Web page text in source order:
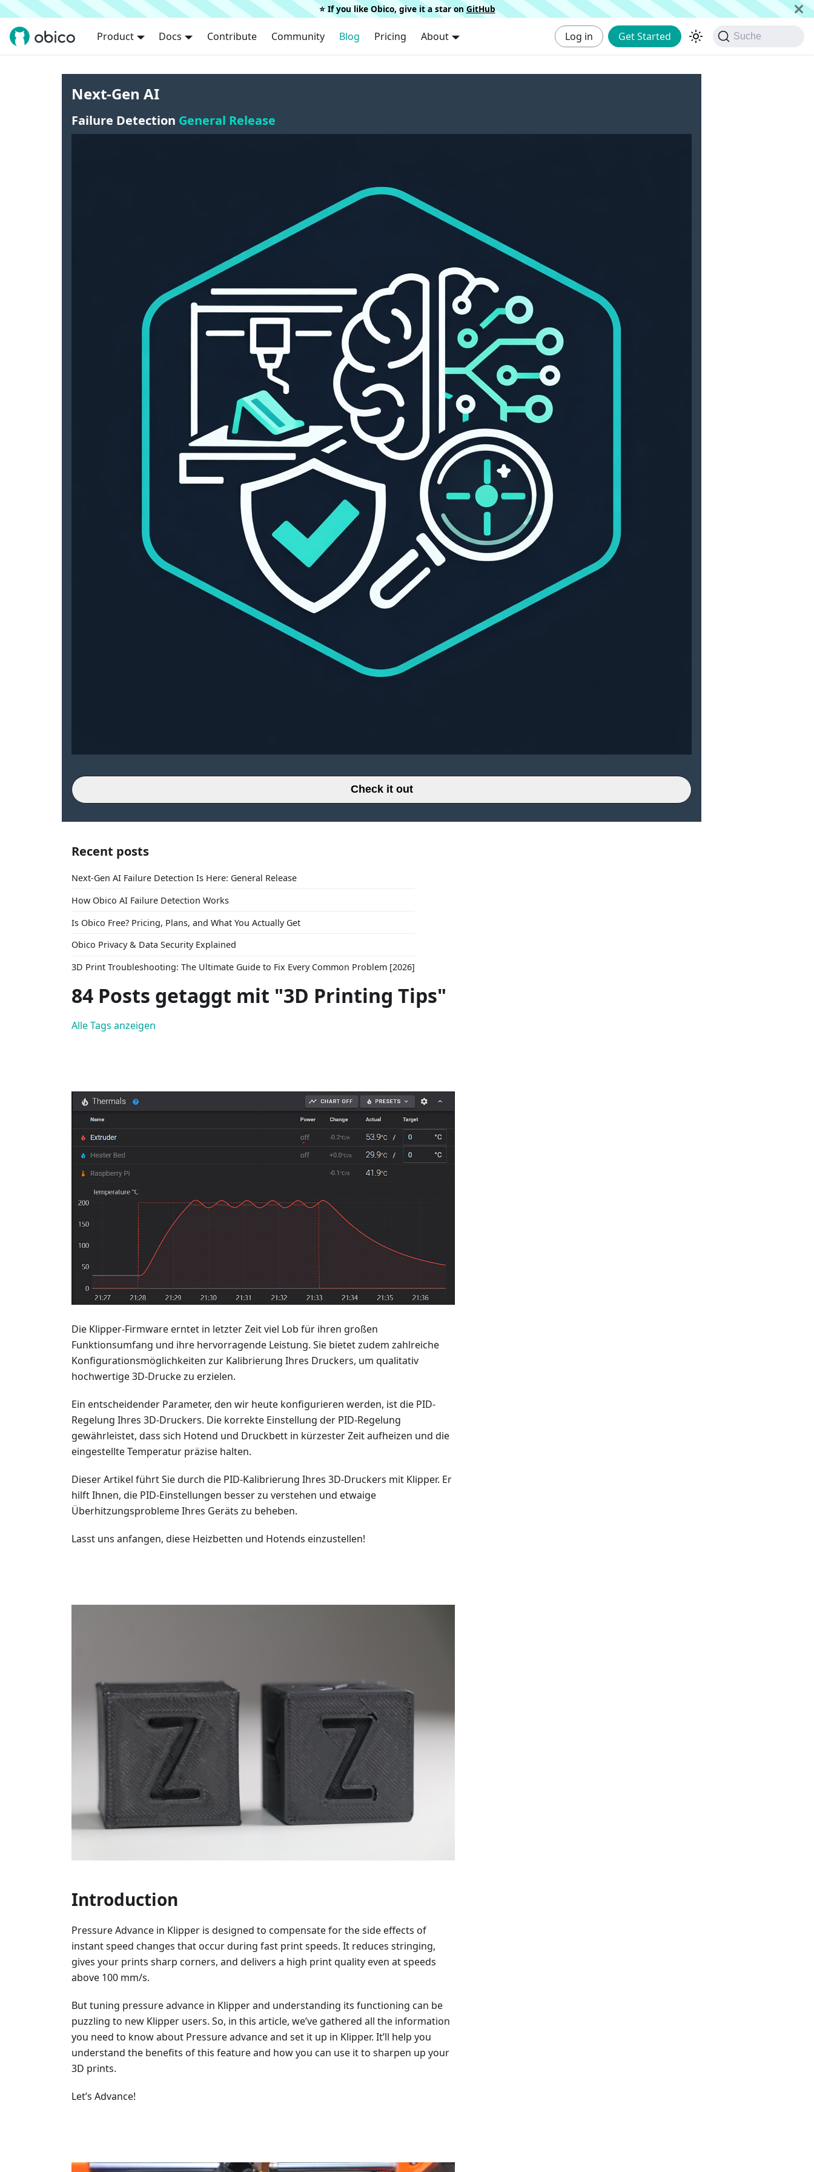
⭐️ If you like Obico, give it a star on GitHub
Product Docs Contribute Community Blog Pricing About Log in Get Started Suche
Next-Gen AI
Failure Detection General Release
Check it out
Recent posts
Next-Gen AI Failure Detection Is Here: General Release
How Obico AI Failure Detection Works
Is Obico Free? Pricing, Plans, and What You Actually Get
Obico Privacy & Data Security Explained
3D Print Troubleshooting: The Ultimate Guide to Fix Every Common Problem [2026]
84 Posts getaggt mit "3D Printing Tips"
Alle Tags anzeigen
Die Klipper-Firmware erntet in letzter Zeit viel Lob für ihren großen
Funktionsumfang und ihre hervorragende Leistung. Sie bietet zudem zahlreiche
Konfigurationsmöglichkeiten zur Kalibrierung Ihres Druckers, um qualitativ
hochwertige 3D-Drucke zu erzielen.
Ein entscheidender Parameter, den wir heute konfigurieren werden, ist die PID-
Regelung Ihres 3D-Druckers. Die korrekte Einstellung der PID-Regelung
gewährleistet, dass sich Hotend und Druckbett in kürzester Zeit aufheizen und die
eingestellte Temperatur präzise halten.
Dieser Artikel führt Sie durch die PID-Kalibrierung Ihres 3D-Druckers mit Klipper. Er
hilft Ihnen, die PID-Einstellungen besser zu verstehen und etwaige
Überhitzungsprobleme Ihres Geräts zu beheben.
Lasst uns anfangen, diese Heizbetten und Hotends einzustellen!
Introduction
Pressure Advance in Klipper is designed to compensate for the side effects of
instant speed changes that occur during fast print speeds. It reduces stringing,
gives your prints sharp corners, and delivers a high print quality even at speeds
above 100 mm/s.
But tuning pressure advance in Klipper and understanding its functioning can be
puzzling to new Klipper users. So, in this article, we’ve gathered all the information
you need to know about Pressure advance and set it up in Klipper. It’ll help you
understand the benefits of this feature and how you can use it to sharpen up your
3D prints.
Let’s Advance!